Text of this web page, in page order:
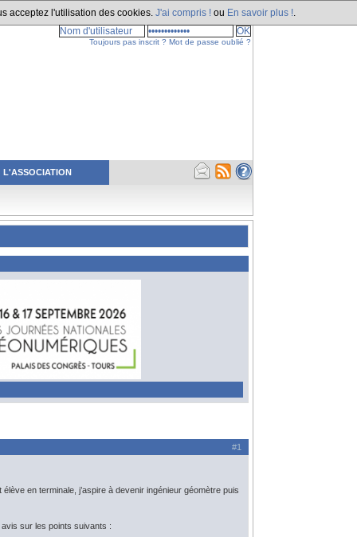
acceptez l'utilisation des cookies. J'ai compris ! ou En savoir plus !
L'ASSOCIATION
Toujours pas inscrit ? Mot de passe oublié ?
#1
en terminale, j’aspire à devenir ingénieur géomètre puis
sur les points suivants :